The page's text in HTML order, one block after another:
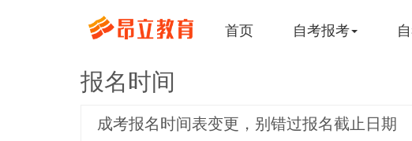
首页 自考报考
报名时间
成考报名时间表变更，别错过报名截止日期